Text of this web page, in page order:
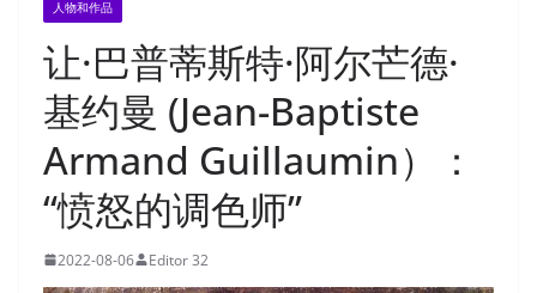
人物和作品
让·巴普蒂斯特·阿尔芒德·
基约曼 (Jean-Baptiste
Armand Guillaumin）：
“愤怒的调色师”
2022-08-06 Editor 32